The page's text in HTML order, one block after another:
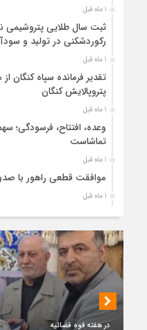
1 ماه قبل
رکوردشکنی در تولید و
1 ماه قبل
تقدیر فرمانده سپاه کنگان
پتروپالایش کنگان
1 ماه قبل
وعده، افتتاح، فرسودگی؛
تماشاست
1 ماه قبل
موافقت قطعی راهور با
1 ماه قبل
حضور میدانی واحد ثبتی
رایگان برای کاهش
1 ماه قبل
دبیر ستاد بزرگداشت
کمربندی دیر؛ مسیر
در هفته قوه قضائیه